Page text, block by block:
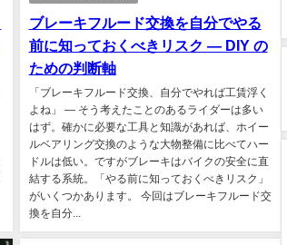
ブレーキフルード交換を自分でやる
前に知っておくべきリスク ― DIY の
ための判断軸
「ブレーキフルード交換、自分でやれば工賃浮く
よね」 ― そう考えたことのあるライダーは多い
はず。確かに必要な工具と知識があれば、ホイー
ルベアリング交換のような大物整備に比べてハー
ドルは低い。ですがブレーキはバイクの安全に直
結する系統。「やる前に知っておくべきリスク」
がいくつかあります。 今回はブレーキフルード交
換を自分...